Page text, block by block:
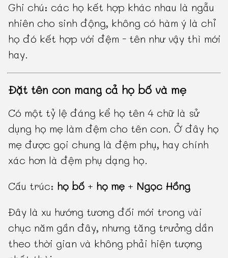
Ghi chú: các họ kết hợp khác nhau là ngẫu
nhiên cho sinh động, không có hàm ý là chỉ
họ đó kết hợp với đệm - tên như vậy thì mới
hay.
Đặt tên con mang cả họ bố và mẹ
Có một tỷ lệ đáng kể họ tên 4 chữ là sử
dụng họ mẹ làm đệm cho tên con. Ở đây họ
mẹ được gọi chung là đệm phụ, hay chính
xác hơn là đệm phụ dạng họ.
Cấu trúc: họ bố + họ mẹ + Ngọc Hồng
Đây là xu hướng tương đối mới trong vài
chục năm gần đây, nhưng tăng trưởng dần
theo thời gian và không phải hiện tượng